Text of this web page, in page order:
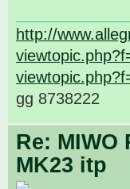
http://
gg 8738222
Re:
MK23 itp